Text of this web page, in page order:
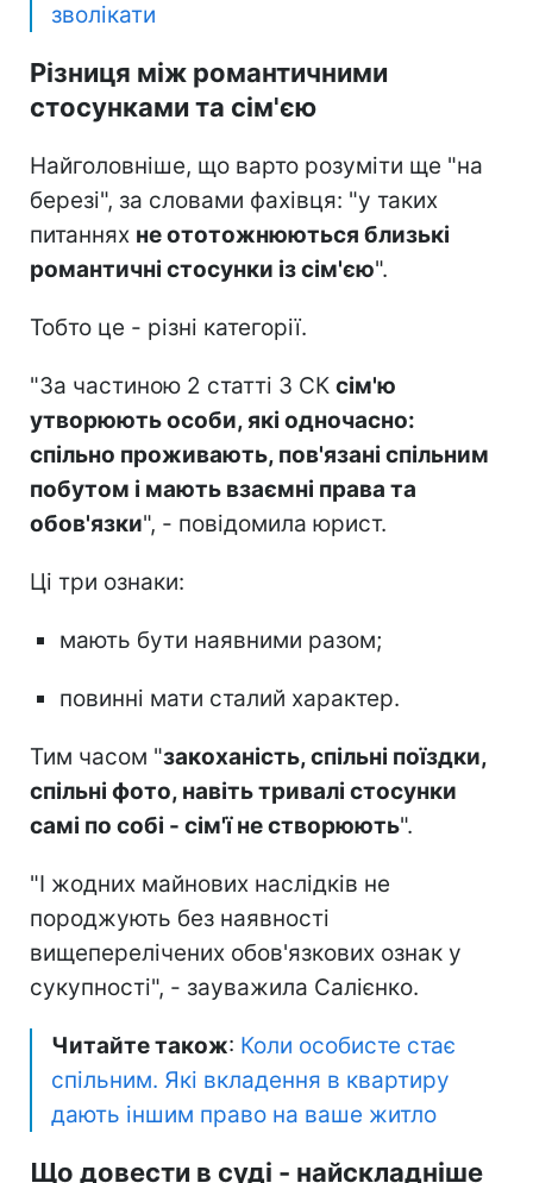
зволікати
Різниця між романтичними
стосунками та сім'єю
Найголовніше, що варто розуміти ще "на
березі", за словами фахівця: "у таких
питаннях не ототожнюються близькі
романтичні стосунки із сім'єю".
Тобто це - різні категорії.
"За частиною 2 статті 3 СК сім'ю
утворюють особи, які одночасно:
спільно проживають, пов'язані спільним
побутом і мають взаємні права та
обов'язки", - повідомила юрист.
Ці три ознаки:
мають бути наявними разом;
повинні мати сталий характер.
Тим часом "закоханість, спільні поїздки,
спільні фото, навіть тривалі стосунки
самі по собі - сім'ї не створюють".
"І жодних майнових наслідків не
породжують без наявності
вищеперелічених обов'язкових ознак у
сукупності", - зауважила Салієнко.
Читайте також: Коли особисте стає
спільним. Які вкладення в квартиру
дають іншим право на ваше житло
Що довести в суді - найскладніше